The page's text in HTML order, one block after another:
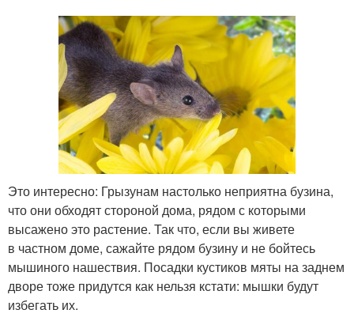
Это интересно: Грызунам настолько неприятна бузина,
что они обходят стороной дома, рядом с которыми
высажено это растение. Так что, если вы живете
в частном доме, сажайте рядом бузину и не бойтесь
мышиного нашествия. Посадки кустиков мяты на заднем
дворе тоже придутся как нельзя кстати: мышки будут
избегать их.